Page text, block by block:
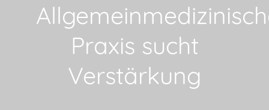
Praxis sucht
Verstärkung